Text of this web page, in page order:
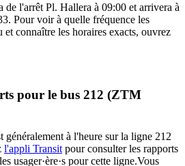
de l'arrêt Pl. Hallera à 09:00 et arrivera à
Pour voir à quelle fréquence les
connaître les horaires exacts, ouvrez
pour le bus 212 (ZTM
généralement à l'heure sur la ligne 212
l'appli Transit pour consulter les rapports
usager·ère·s pour cette ligne.Vous